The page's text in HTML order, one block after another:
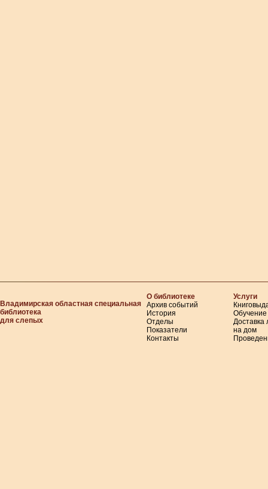
Владимирская областная специальная
библиотека
для слепых
О библиотеке
Архив событий
История
Отделы
Показатели
Контакты
Услуги
Обучение
Доставка
на дом